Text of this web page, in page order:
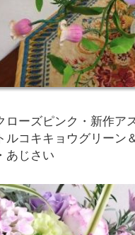
ローズピンク・新作ア
ルコキキョウグリーン
あじさい